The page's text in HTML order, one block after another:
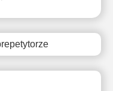
Brak
Brak
dostępnych
terminów
Brak